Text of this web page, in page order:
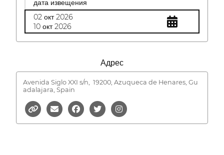
дата извещения
02 окт 2026
10 окт 2026
Адрес
Avenida Siglo XXI s/n,
19200, Azuqueca de Henares, Gu
adalajara, Spain